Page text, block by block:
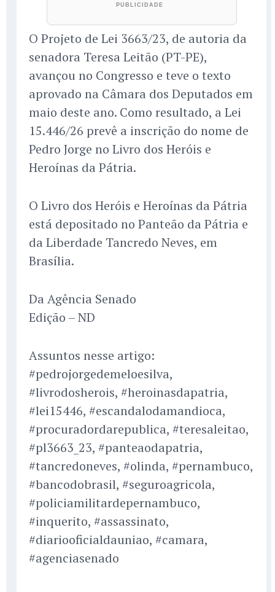
O Projeto de Lei 3663/23, de autoria da
senadora Teresa Leitão (PT-PE),
avançou no Congresso e teve o texto
aprovado na Câmara dos Deputados em
maio deste ano. Como resultado, a Lei
15.446/26 prevê a inscrição do nome de
Pedro Jorge no Livro dos Heróis e
Heroínas da Pátria.
O Livro dos Heróis e Heroínas da Pátria
está depositado no Panteão da Pátria e
da Liberdade Tancredo Neves, em
Brasília.
Da Agência Senado
Edição – ND
Assuntos nesse artigo:
#pedrojorgedemeloesilva,
#livrodosherois, #heroinasdapatria,
#lei15446, #escandalodamandioca,
#procuradordarepublica, #teresaleitao,
#pl3663_23, #panteaodapatria,
#tancredoneves, #olinda, #pernambuco,
#bancodobrasil, #seguroagricola,
#policiamilitardepernambuco,
#inquerito, #assassinato,
#diariooficialdauniao, #camara,
#agenciasenado